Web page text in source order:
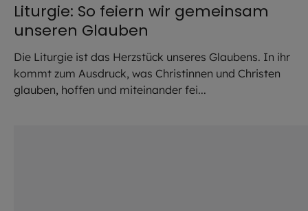
Liturgie: So feiern wir gemeinsam
unseren Glauben
Die Liturgie ist das Herzstück unseres Glaubens. In ihr
kommt zum Ausdruck, was Christinnen und Christen
glauben, hoffen und miteinander fei...